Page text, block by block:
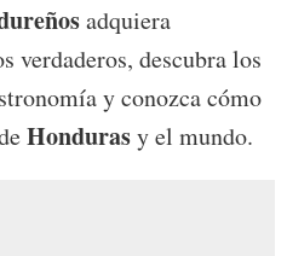
adquiera
verdaderos, descubra los
y conozca cómo
Hondurasy el mundo.